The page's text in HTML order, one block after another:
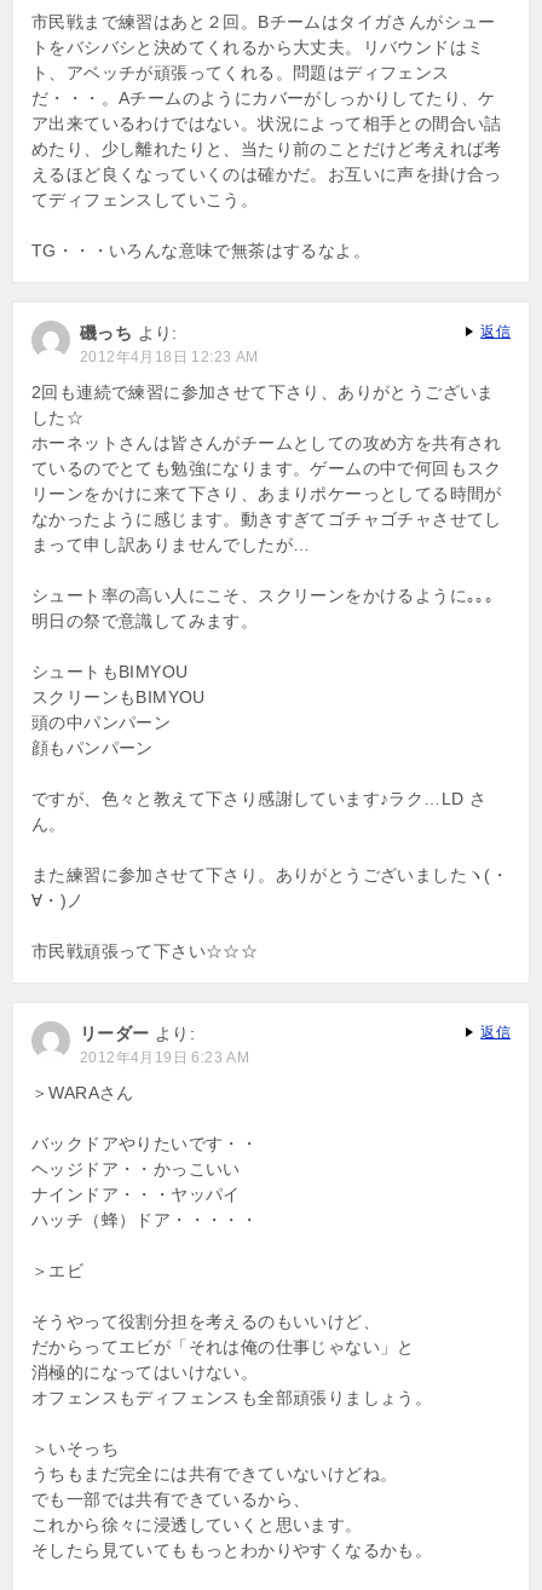
市民戦まで練習はあと２回。Bチームはタイガさんがシュー
トをバシバシと決めてくれるから大丈夫。リバウンドはミ
ト、アベッチが頑張ってくれる。問題はディフェンス
だ・・・。Aチームのようにカバーがしっかりしてたり、ケ
ア出来ているわけではない。状況によって相手との間合い詰
めたり、少し離れたりと、当たり前のことだけど考えれば考
えるほど良くなっていくのは確かだ。お互いに声を掛け合っ
てディフェンスしていこう。
TG・・・いろんな意味で無茶はするなよ。
磯っち より:
2012年4月18日 12:23 AM
2回も連続で練習に参加させて下さり、ありがとうございま
した☆
ホーネットさんは皆さんがチームとしての攻め方を共有され
ているのでとても勉強になります。ゲームの中で何回もスク
リーンをかけに来て下さり、あまりポケーっとしてる時間が
なかったように感じます。動きすぎてゴチャゴチャさせてし
まって申し訳ありませんでしたが…
シュート率の高い人にこそ、スクリーンをかけるように｡｡｡
明日の祭で意識してみます。
シュートもBIMYOU
スクリーンもBIMYOU
頭の中パンパーン
顔もパンパーン
ですが、色々と教えて下さり感謝しています♪ラク…LD さ
ん。
また練習に参加させて下さり。ありがとうございましたヽ(・
∀・)ノ
市民戦頑張って下さい☆☆☆
返信
リーダー より:
2012年4月19日 6:23 AM
＞WARAさん
バックドアやりたいです・・
ヘッジドア・・かっこいい
ナインドア・・・ヤッパイ
ハッチ（蜂）ドア・・・・・
＞エビ
そうやって役割分担を考えるのもいいけど、
だからってエビが「それは俺の仕事じゃない」と
消極的になってはいけない。
オフェンスもディフェンスも全部頑張りましょう。
＞いそっち
うちもまだ完全には共有できていないけどね。
でも一部では共有できているから、
これから徐々に浸透していくと思います。
そしたら見ていてももっとわかりやすくなるかも。
返信